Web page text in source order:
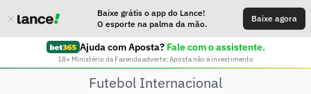
Baixe grátis o app do Lance!
O esporte na palma da mão.
Baixe agora
Ajuda com Aposta? Fale com o assistente.
18+ Ministério da Fazenda adverte: Aposta não é investimento
Futebol Internacional